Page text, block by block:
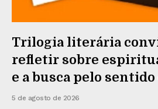
Trilogia literária
refletir sobre
e a busca pelo
5 de agosto de 2026